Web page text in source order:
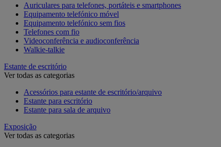
Auriculares para telefones, portáteis e smartphones
Equipamento telefónico móvel
Equipamento telefónico sem fios
Telefones com fio
Videoconferência e audioconferência
Walkie-talkie
Estante de escritório
Ver todas as categorias
Acessórios para estante de escritório/arquivo
Estante para escritório
Estante para sala de arquivo
Exposição
Ver todas as categorias